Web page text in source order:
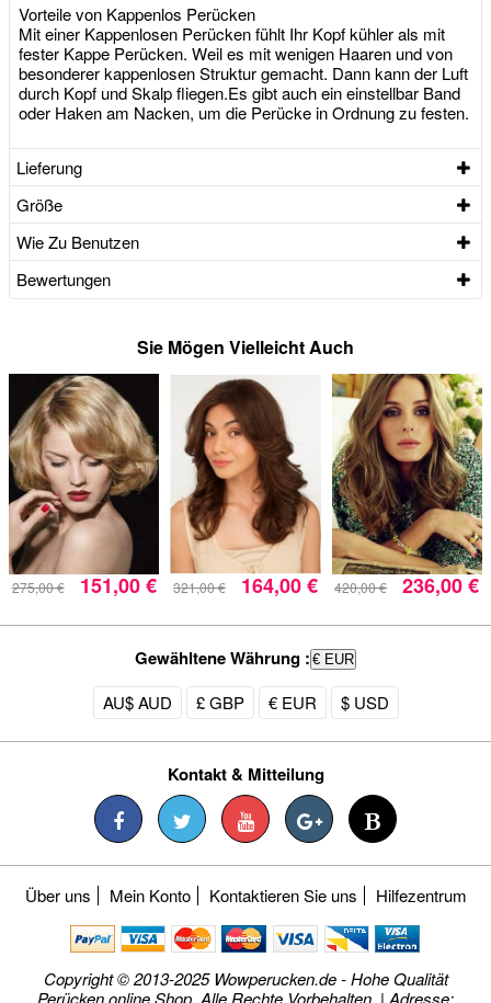
Vorteile von Kappenlos Perücken
Mit einer Kappenlosen Perücken fühlt Ihr Kopf kühler als mit
fester Kappe Perücken. Weil es mit wenigen Haaren und von
besonderer kappenlosen Struktur gemacht. Dann kann der Luft
durch Kopf und Skalp fliegen.Es gibt auch ein einstellbar Band
oder Haken am Nacken, um die Perücke in Ordnung zu festen.
Lieferung
Größe
Wie Zu Benutzen
Bewertungen
Sie Mögen Vielleicht Auch
275,00 € 151,00 € 321,00 € 164,00 € 420,00 € 236,00 €
Gewähltene Währung : € EUR
AU$ AUD £ GBP € EUR $ USD
Kontakt & Mitteilung
Über uns Mein Konto Kontaktieren Sie uns Hilfezentrum
Copyright © 2013-2025 Wowperucken.de - Hohe Qualität
Perücken online Shop. Alle Rechte Vorbehalten. | Adresse: